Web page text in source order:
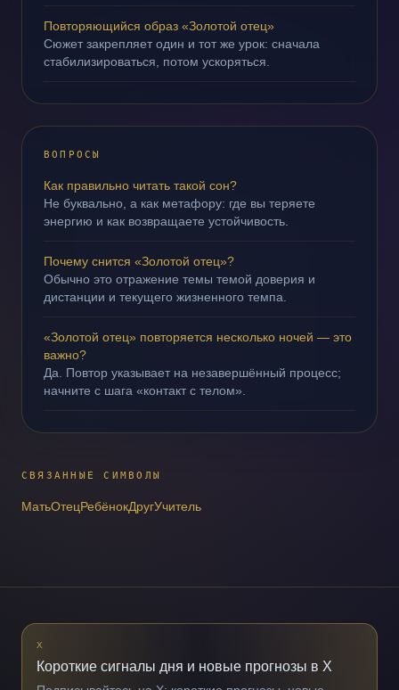
Повторяющийся образ «Золотой отец»
Сюжет закрепляет один и тот же урок: сначала
стабилизироваться, потом ускоряться.
ВОПРОСЫ
Как правильно читать такой сон?
Не буквально, а как метафору: где вы теряете
энергию и как возвращаете устойчивость.
Почему снится «Золотой отец»?
Обычно это отражение темы темой доверия и
дистанции и текущего жизненного темпа.
«Золотой отец» повторяется несколько ночей — это
важно?
Да. Повтор указывает на незавершённый процесс;
начните с шага «контакт с телом».
СВЯЗАННЫЕ СИМВОЛЫ
МатьОтецРебёнокДругУчитель
X
Короткие сигналы дня и новые прогнозы в X